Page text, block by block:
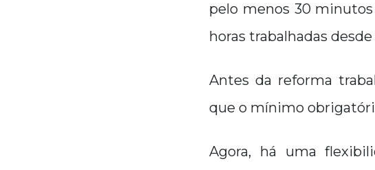
pelo menos 30
horas trabalhadas
Antes da reforma
que o mínimo
Agora, há uma